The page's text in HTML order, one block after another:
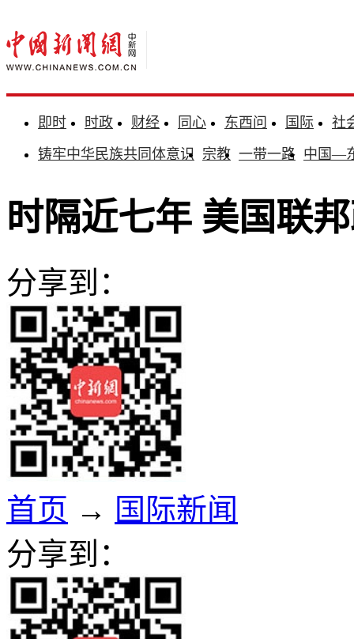
即时 时政 财经 同心 东西问 国际
社
铸牢中华民族共同体意识 宗教 一带一路 中国—
时隔近七年 美国联
分享到：
首页 → 国际新闻
分享到：